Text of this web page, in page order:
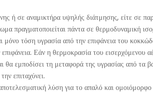
ή σε αναμικτήρα υψηλής διάτμησης, είτε σε
πραγματοποιείται πάντα σε θερμοδυναμική
μόνο τόση υγρασία από την επιφάνεια του
Εάν η θερμοκρασία του εισερχόμενου
θα εμποδίσει τη μεταφορά της υγρασίας από τα
επιταχύνει.
λύση για το απαλό και